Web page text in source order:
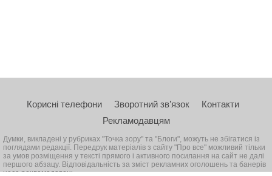
Корисні телефони Зворотний зв’язок
Контакти
Рекламодавцям
Думки, викладені у рубриках "Точка зору" та "Блоги", можуть не збігатися із
поглядами редакції. Передрук матеріалів з сайту "Про все" можливий тільки
за умов розміщення у тексті прямого і активного посилання на сайт не далі
першого абзацу. Відповідальність за зміст рекламних оголошень та банерів
несе рекламодавець